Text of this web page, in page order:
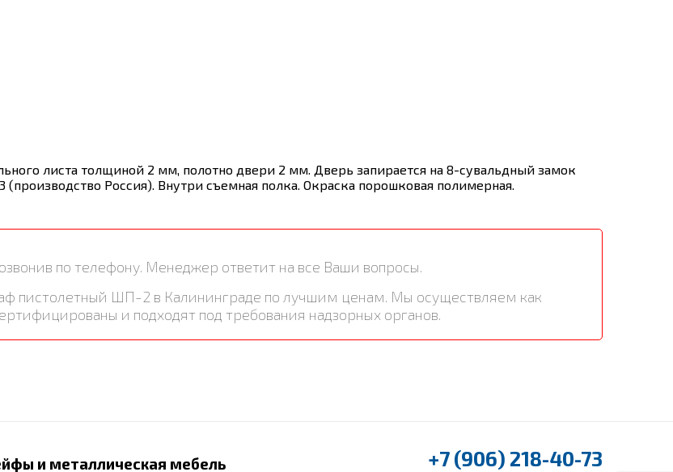
листа толщиной 2 мм, полотно двери 2 мм. Дверь запирается на 8-сувальдный замок
Россия). Внутри съемная полка. Окраска порошковая полимерная.
по телефону. Менеджер ответит на все Ваши вопросы.
пистолетный ШП-2 в Калининграде по лучшим ценам. Мы осуществляем как
и подходят под требования надзорных органов.
и металлическая мебель +7 (906) 218-40-73